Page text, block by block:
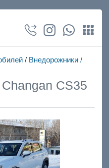
/ Внедорожники /
CS35